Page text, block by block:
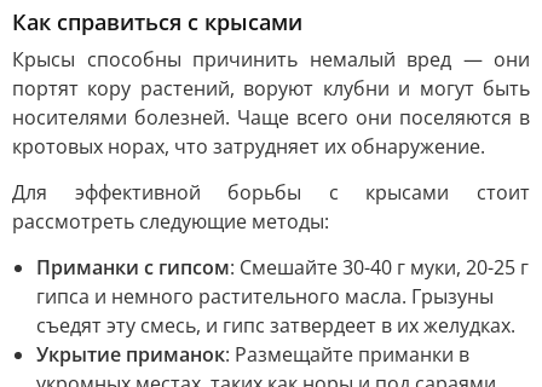
Как справиться с крысами
Крысы способны причинить немалый вред — они
портят кору растений, воруют клубни и могут быть
носителями болезней. Чаще всего они поселяются в
кротовых норах, что затрудняет их обнаружение.
Для эффективной борьбы с крысами стоит
рассмотреть следующие методы:
Приманки с гипсом: Смешайте 30-40 г муки, 20-25 г
гипса и немного растительного масла. Грызуны
съедят эту смесь, и гипс затвердеет в их желудках.
Укрытие приманок: Размещайте приманки в